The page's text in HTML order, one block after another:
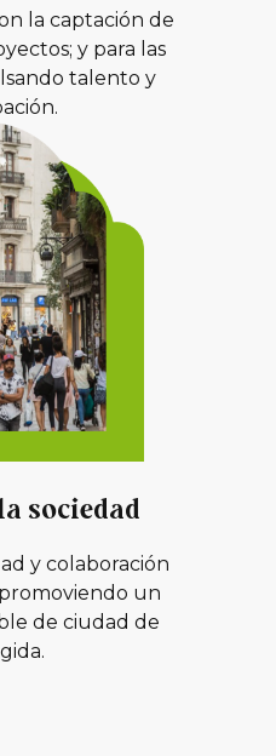
la captación de
y para las
talento y
sociedad
y colaboración
un
de ciudad de